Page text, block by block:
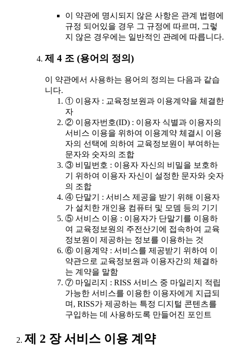
이 약관에 명시되지 않은 사항은 관계 법령에
규정 되어있을 경우 그 규정에 따르며, 그렇
지 않은 경우에는 일반적인 관례에 따릅니다.
제 4 조 (용어의 정의)
이 약관에서 사용하는 용어의 정의는 다음과 같습
니다.
① 이용자 : 교육정보원과 이용계약을 체결한
자
② 이용자번호(ID) : 이용자 식별과 이용자의
서비스 이용을 위하여 이용계약 체결시 이용
자의 선택에 의하여 교육정보원이 부여하는
문자와 숫자의 조합
③ 비밀번호 : 이용자 자신의 비밀을 보호하
기 위하여 이용자 자신이 설정한 문자와 숫자
의 조합
④ 단말기 : 서비스 제공을 받기 위해 이용자
가 설치한 개인용 컴퓨터 및 모뎀 등의 기기
⑤ 서비스 이용 : 이용자가 단말기를 이용하
여 교육정보원의 주전산기에 접속하여 교육
정보원이 제공하는 정보를 이용하는 것
⑥ 이용계약 : 서비스를 제공받기 위하여 이
약관으로 교육정보원과 이용자간의 체결하
는 계약을 말함
⑦ 마일리지 : RISS 서비스 중 마일리지 적립
가능한 서비스를 이용한 이용자에게 지급되
며, RISS가 제공하는 특정 디지털 콘텐츠를
구입하는 데 사용하도록 만들어진 포인트
제 2 장 서비스 이용 계약